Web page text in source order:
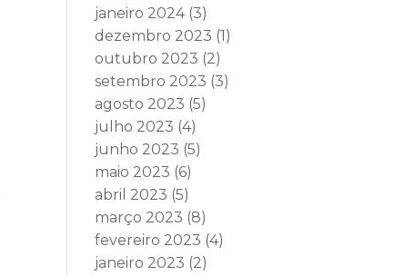
janeiro 2024(3)
dezembro 2023 (1)
outubro 2023 (2)
setembro 2023 (3)
agosto 2023 (5)
julho 2023 (4)
junho 2023 (5)
maio 2023 (6)
abril 2023 (5)
março 2023 (8)
fevereiro 2023 (4)
janeiro 2023 (2)